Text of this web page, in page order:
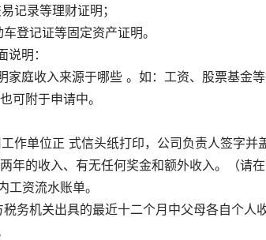
录等理财证明；
记证等固定资产证明。
明：
庭收入来源于哪些 。如：工资、股票基金等
可附于申请中。
单位正 式信头纸打印，公司负责人签字并
年的收入、有无任何奖金和额外收入。（请在
资流水账单。
机关出具的最近十二个月中父母各自个人